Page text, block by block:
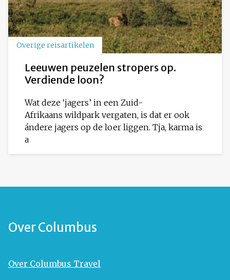
Overige reisartikelen
Leeuwen peuzelen stropers op.
Verdiende loon?
Wat deze ‘jagers’ in een Zuid-
Afrikaans wildpark vergaten, is dat er ook
ándere jagers op de loer liggen. Tja, karma is
a
Over Columbus
Over Columbus Travel